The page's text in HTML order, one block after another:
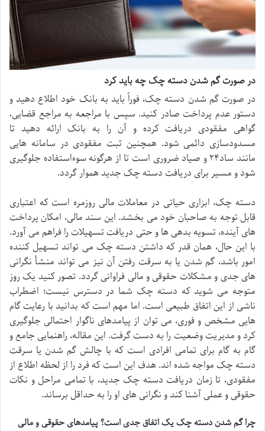
در صورت گم شدن دسته چک چه باید کرد
در صورت گم شدن دسته چک، فوراً باید به بانک خود اطلاع دهید و
دستور عدم پرداخت صادر کنید. سپس با مراجعه به مراجع قضایی،
گواهی مفقودی دریافت کرده و آن را به بانک ارائه دهید تا
مسدودسازی دائمی شود. همچنین ثبت مفقودی در سامانه هایی
مانند ساد۲۴ و صیاد ضروری است تا از هرگونه سوءاستفاده جلوگیری
شود و مسیر برای دریافت دسته چک جدید هموار گردد.
دسته چک، ابزاری حیاتی در معاملات مالی روزمره است که اعتباری
قابل توجه به صاحبان خود می بخشد. این سند مالی، امکان پرداخت
های آینده، تسویه بدهی ها و حتی دریافت تسهیلات را فراهم می آورد.
با این حال، همان قدر که داشتن دسته چک می تواند تسهیل کننده
امور باشد، گم شدن یا به سرقت رفتن آن نیز می تواند منشأ نگرانی
های جدی و مشکلات حقوقی و مالی فراوانی گردد. تصور کنید یک روز
متوجه می شوید که دسته چک شما در دسترس نیست؛ اضطراب
ناشی از این اتفاق طبیعی است. اما مهم است که بدانید با رعایت گام
هایی مشخص و فوری، می توان از پیامدهای ناگوار احتمالی جلوگیری
کرد و مدیریت وضعیت را به دست گرفت. این مقاله، راهنمایی جامع و
گام به گام برای تمامی افرادی است که با چالش گم شدن یا سرقت
دسته چک مواجه شده اند. هدف این است که فرد را از لحظه اطلاع از
مفقودی، تا زمان دریافت دسته چک جدید، با تمامی مراحل و نکات
حقوقی و عملی آشنا کند و نگرانی های او را به حداقل برساند.
چرا گم شدن دسته چک یک اتفاق جدی است؟ پیامدهای حقوقی و مالی